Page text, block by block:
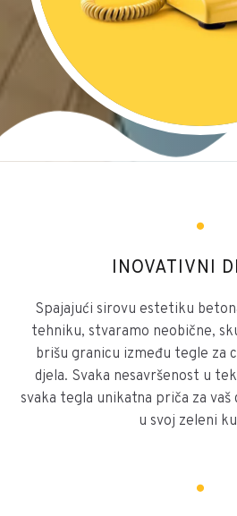
INOVATIVNI
Spajajući sirovu estetiku
tehniku, stvaramo neobične,
brišu granicu između tegle za
djela. Svaka nesavršenost u
svaka tegla unikatna priča za
u svoj zeleni